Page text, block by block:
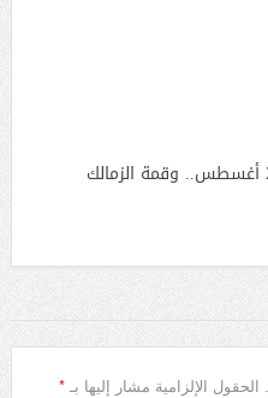
رسميًا.. انطلاق الدورى الممتاز 21 أغسطس.. وقمة الزمالك
الحقول الإلزامية مشار إليها بـ *